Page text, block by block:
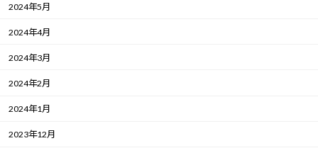
2024年5月
2024年4月
2024年3月
2024年2月
2024年1月
2023年12月